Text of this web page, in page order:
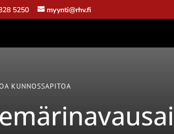
5250 myynti@rhv.fi
KUNNOSSAPITOA